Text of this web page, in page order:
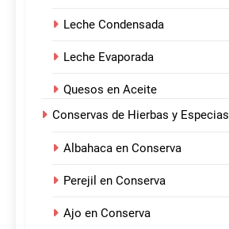
Leche Condensada
Leche Evaporada
Quesos en Aceite
Conservas de Hierbas y Especias
Albahaca en Conserva
Perejil en Conserva
Ajo en Conserva